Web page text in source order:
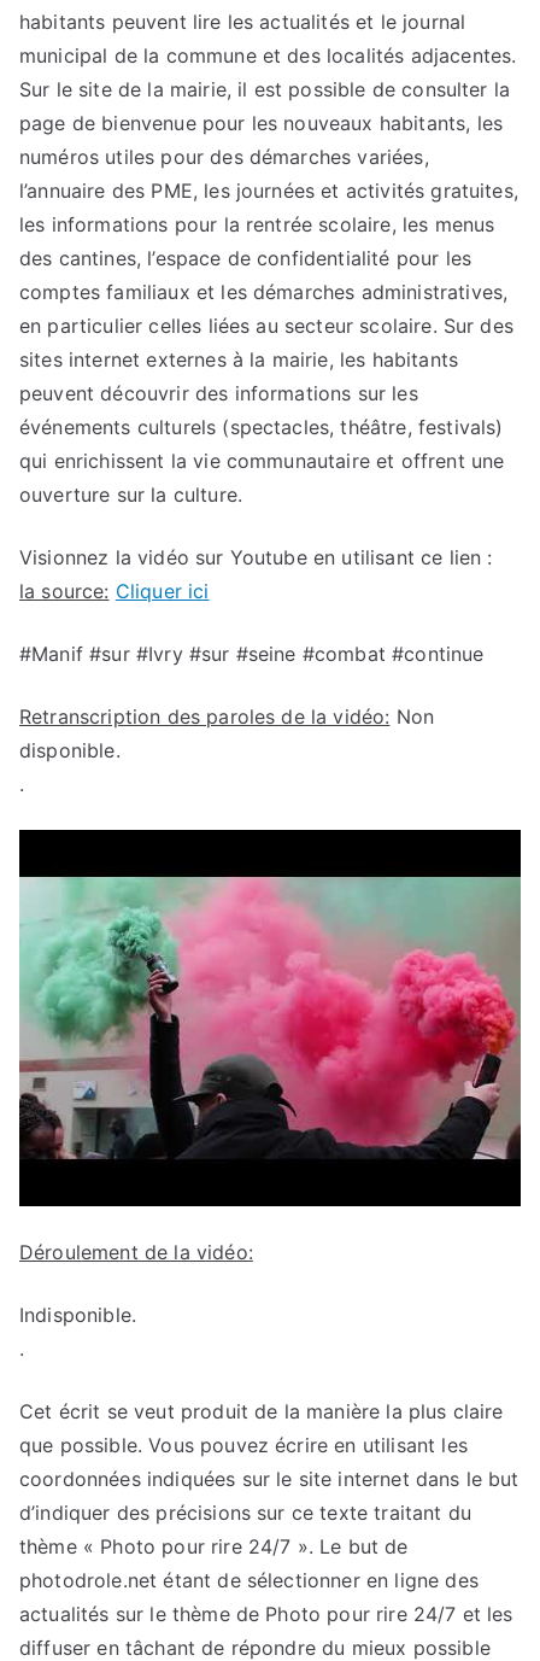
habitants peuvent lire les actualités et le journal
municipal de la commune et des localités adjacentes.
Sur le site de la mairie, il est possible de consulter la
page de bienvenue pour les nouveaux habitants, les
numéros utiles pour des démarches variées,
l’annuaire des PME, les journées et activités gratuites,
les informations pour la rentrée scolaire, les menus
des cantines, l’espace de confidentialité pour les
comptes familiaux et les démarches administratives,
en particulier celles liées au secteur scolaire. Sur des
sites internet externes à la mairie, les habitants
peuvent découvrir des informations sur les
événements culturels (spectacles, théâtre, festivals)
qui enrichissent la vie communautaire et offrent une
ouverture sur la culture.
Visionnez la vidéo sur Youtube en utilisant ce lien :
la source: Cliquer ici
#Manif #sur #Ivry #sur #seine #combat #continue
Retranscription des paroles de la vidéo: Non
disponible.
.
Déroulement de la vidéo:
Indisponible.
.
Cet écrit se veut produit de la manière la plus claire
que possible. Vous pouvez écrire en utilisant les
coordonnées indiquées sur le site internet dans le but
d’indiquer des précisions sur ce texte traitant du
thème « Photo pour rire 24/7 ». Le but de
photodrole.net étant de sélectionner en ligne des
actualités sur le thème de Photo pour rire 24/7 et les
diffuser en tâchant de répondre du mieux possible